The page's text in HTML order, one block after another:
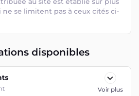
ne se limitent pas à ceux cités ci-
disponibles
Voir plus